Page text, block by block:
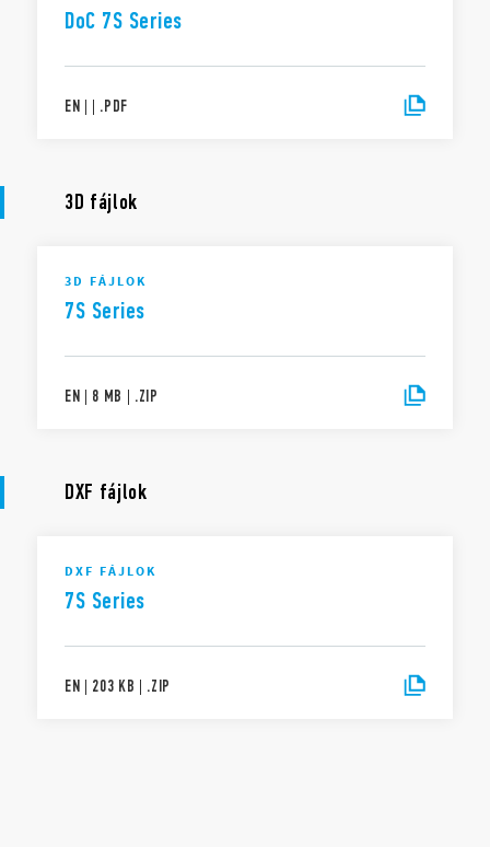
DoC 7S Series
EN | | .PDF
3D fájlok
3D FÁJLOK
7S Series
EN | 8 MB | .ZIP
DXF fájlok
DXF FÁJLOK
7S Series
EN | 203 KB | .ZIP